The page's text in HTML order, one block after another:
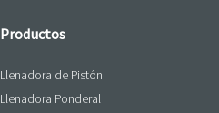
Productos
Llenadora de Pistón
Llenadora Ponderal